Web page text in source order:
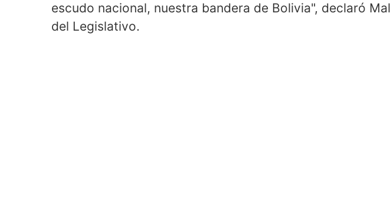
escudo nacional, nuestra bandera de Bolivia", declaró
del Legislativo.